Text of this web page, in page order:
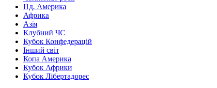
Пд. Америка
Африка
Азія
Клубний ЧС
Кубок Конфедерацій
Інший світ
Копа Америка
Кубок Африки
Кубок Лібертадорес